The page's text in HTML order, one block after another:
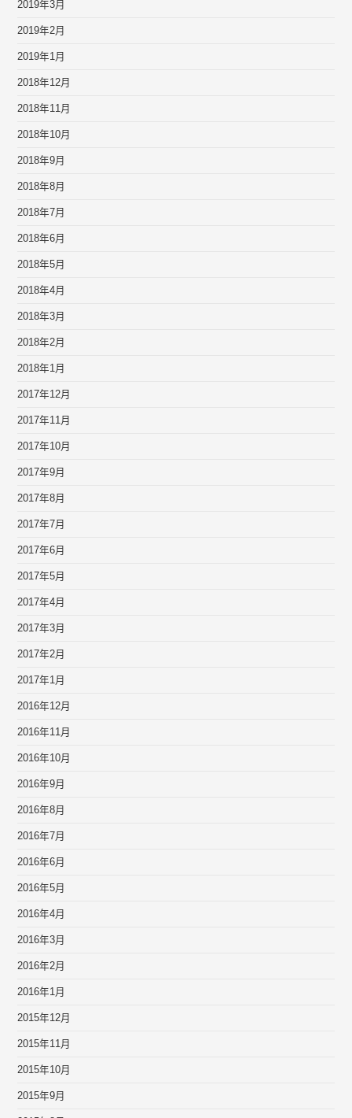
2019年3月
2019年2月
2019年1月
2018年12月
2018年11月
2018年10月
2018年9月
2018年8月
2018年7月
2018年6月
2018年5月
2018年4月
2018年3月
2018年2月
2018年1月
2017年12月
2017年11月
2017年10月
2017年9月
2017年8月
2017年7月
2017年6月
2017年5月
2017年4月
2017年3月
2017年2月
2017年1月
2016年12月
2016年11月
2016年10月
2016年9月
2016年8月
2016年7月
2016年6月
2016年5月
2016年4月
2016年3月
2016年2月
2016年1月
2015年12月
2015年11月
2015年10月
2015年9月